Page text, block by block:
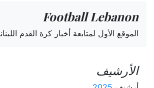
Football Lebanon
الموقع الأول لمتابعة أخبار كرة القدم
الأرشيف